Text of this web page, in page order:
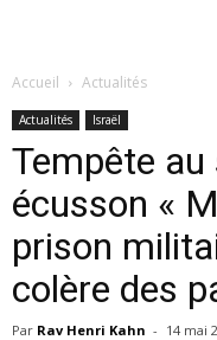
Accueil Actualités
Actualités Israël
Tempête au
écusson «
prison
colère des
Par Rav Henri Kahn - 14 mai